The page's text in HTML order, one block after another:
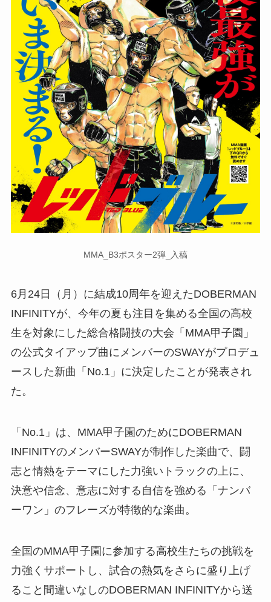
MMA_B3ポスター2弾_入稿
6月24日（月）に結成10周年を迎えたDOBERMAN
INFINITYが、今年の夏も注目を集める全国の高校
生を対象にした総合格闘技の大会「MMA甲子園」
の公式タイアップ曲にメンバーのSWAYがプロデュ
ースした新曲「No.1」に決定したことが発表され
た。
「No.1」は、MMA甲子園のためにDOBERMAN
INFINITYのメンバーSWAYが制作した楽曲で、闘
志と情熱をテーマにした力強いトラックの上に、
決意や信念、意志に対する自信を強める「ナンバ
ーワン」のフレーズが特徴的な楽曲。
全国のMMA甲子園に参加する高校生たちの挑戦を
力強くサポートし、試合の熱気をさらに盛り上げ
ること間違いなしのDOBERMAN INFINITYから送